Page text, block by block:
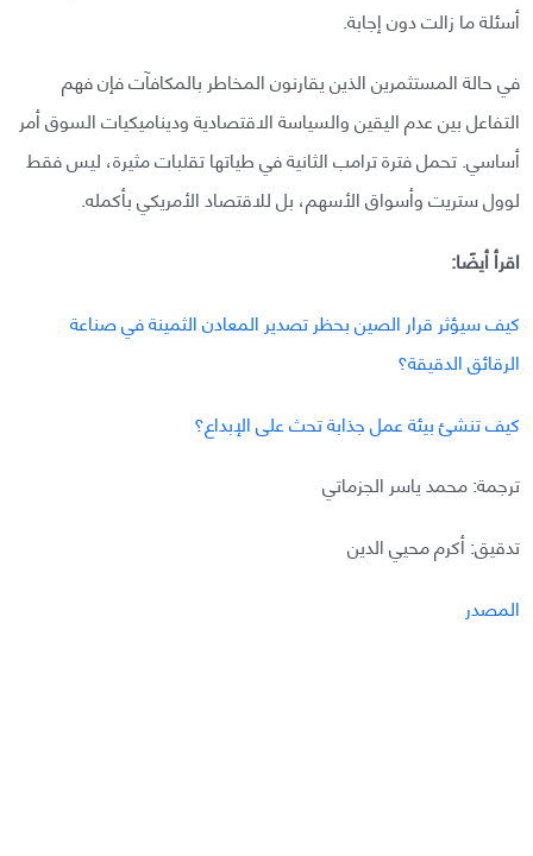
أسئلة ما زالت دون إجابة.
في حالة المستثمرين الذين يقارنون المخاطر بالمكافآت فإن فهم
التفاعل بين عدم اليقين والسياسة الاقتصادية وديناميكيات السوق أمر
أساسي. تحمل فترة ترامب الثانية في طياتها تقلبات مثيرة، ليس فقط
لوول ستريت وأسواق الأسهم، بل للاقتصاد الأمريكي بأكمله.
اقرأ أيضًا:
كيف سيؤثر قرار الصين بحظر تصدير المعادن الثمينة في صناعة
الرقائق الدقيقة؟
كيف تنشئ بيئة عمل جذابة تحث على الإبداع؟
ترجمة: محمد ياسر الجزماتي
تدقيق: أكرم محيي الدين
المصدر